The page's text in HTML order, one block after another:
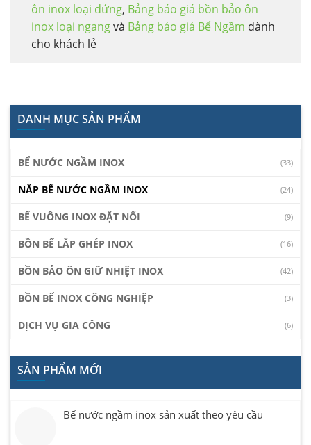
ôn inox loại đứng, Bảng báo giá bồn bảo ôn
inox loại ngangvà Bảng báo giá Bể Ngầm dành
cho khách lẻ
DANH MỤC SẢN PHẨM
BỂ NƯỚC NGẦM INOX (33)
NẮP BỂ NƯỚC NGẦM INOX (24)
BỂ VUÔNG INOX ĐẶT NỔI (9)
BỒN BỂ LẮP GHÉP INOX (16)
BỒN BẢO ÔN GIỮ NHIỆT INOX (42)
BỒN BỂ INOX CÔNG NGHIỆP (3)
DỊCH VỤ GIA CÔNG (6)
SẢN PHẨM MỚI
Bể nước ngầm inox sản xuất theo yêu cầu